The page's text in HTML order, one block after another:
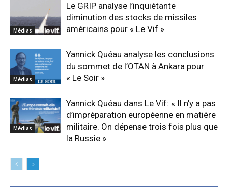
Médias
Le GRIP analyse l’inquiétante
diminution des stocks de missiles
américains pour « Le Vif »
Médias
Yannick Quéau analyse les conclusions
du sommet de l’OTAN à Ankara pour
« Le Soir »
Médias
Yannick Quéau dans Le Vif: « Il n’y a pas
d’impréparation européenne en matière
militaire. On dépense trois fois plus que
la Russie »